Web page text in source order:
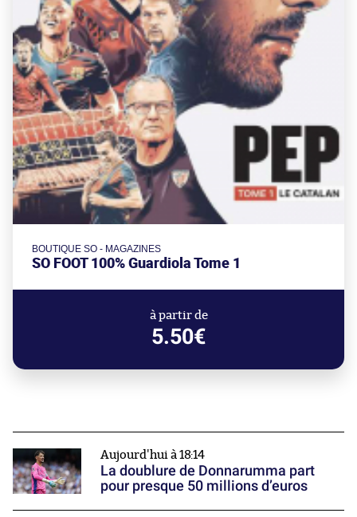
BOUTIQUE SO - MAGAZINES
SO FOOT 100% Guardiola Tome 1
à partir de
5.50€
Aujourd'hui à 18:14
La doublure de Donnarumma part
pour presque 50 millions d’euros